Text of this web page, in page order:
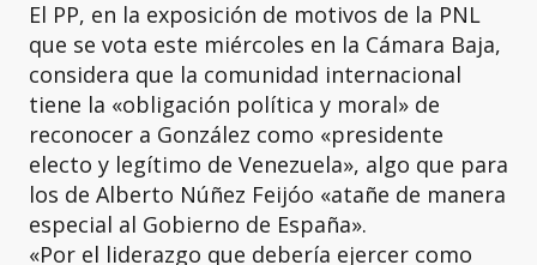
El PP, en la exposición de motivos de la PNL
que se vota este miércoles en la Cámara Baja,
considera que la comunidad internacional
tiene la «obligación política y moral» de
reconocer a González como «presidente
electo y legítimo de Venezuela», algo que para
los de Alberto Núñez Feijóo «atañe de manera
especial al Gobierno de España».
«Por el liderazgo que debería ejercer como